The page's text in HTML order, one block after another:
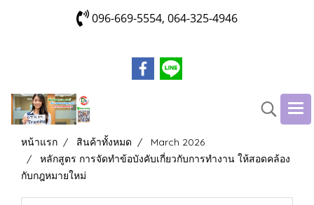
096-669-5554, 064-325-4946
หน้าแรก สินค้าทั้งหมด
March 2026
หลักสูตร การจัดทำข้อบังคับเกี่ยวกับการทำงาน ให้สอดคล้อง
กับกฎหมายใหม่